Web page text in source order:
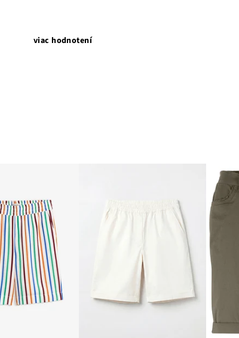
viac hodnotení